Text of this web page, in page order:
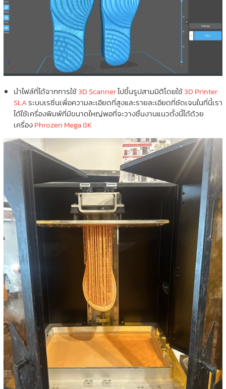
นำไฟล์ที่ได้จากการใช้3D Scannerไปขึ้นรูปสามมิติโดยใช้3D Printer
SLAระบบเรซิ่นเพื่อความละเอียดที่สูงและรายละเอียดที่ชัดเจนในที่นี้เรา
ได้ใช้เครื่องพิมพ์ที่มีขนาดใหญ่พอที่จะวางชิ้นงานแนวตั้งนี้ได้ด้วย
เครื่องPhrozen Mega 8K